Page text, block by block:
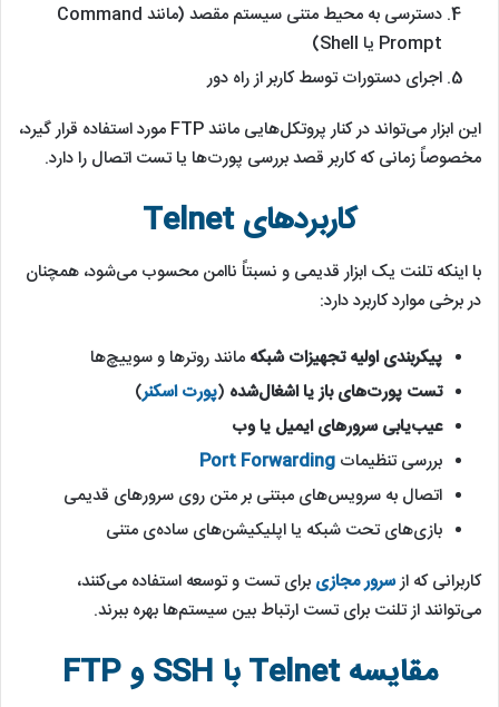
دسترسی به محیط متنی سیستم مقصد (مانند Command
Prompt یا Shell)
اجرای دستورات توسط کاربر از راه دور
این ابزار می‌تواند در کنار پروتکل‌هایی مانند FTP مورد استفاده قرار گیرد،
مخصوصاً زمانی که کاربر قصد بررسی پورت‌ها یا تست اتصال را دارد.
کاربردهای Telnet
با اینکه تلنت یک ابزار قدیمی و نسبتاً ناامن محسوب می‌شود، همچنان
در برخی موارد کاربرد دارد:
پیکربندی اولیه تجهیزات شبکه مانند روترها و سوییچ‌ها
تست پورت‌های باز یا اشغال‌شده (پورت اسکنر)
عیب‌یابی سرورهای ایمیل یا وب
بررسی تنظیمات Port Forwarding
اتصال به سرویس‌های مبتنی بر متن روی سرورهای قدیمی
بازی‌های تحت شبکه یا اپلیکیشن‌های ساده‌ی متنی
کاربرانی که ازسرور مجازی برای تست و توسعه استفاده می‌کنند،
می‌توانند از تلنت برای تست ارتباط بین سیستم‌ها بهره ببرند.
مقایسه Telnet با SSH و FTP